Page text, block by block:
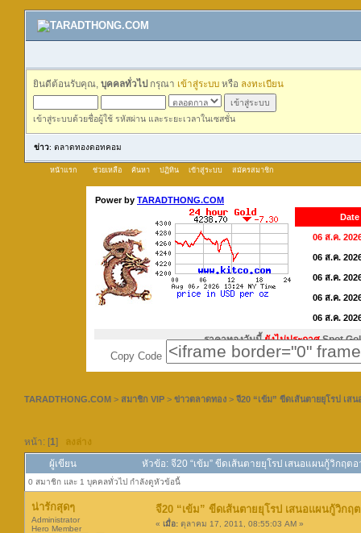
ยินดีต้อนรับคุณ, บุคคลทั่วไป กรุณา เข้าสู่ระบบ หรือ ลงทะเบียน
เข้าสู่ระบบด้วยชื่อผู้ใช้ รหัสผ่าน และระยะเวลาในเซสชั่น
ข่าว: ตลาดทองดอทคอม
หน้าแรก ช่วยเหลือ ค้นหา ปฏิทิน เข้าสู่ระบบ สมัครสมาชิก
Copy Code
TARADTHONG.COM > สมาชิก VIP > ข่าวตลาดทอง > จี20 “เข้ม” ขีดเส้นตายยุโรป เส
หน้า: [1] ลงล่าง
ผู้เขียน หัวข้อ: จี20 “เข้ม” ขีดเส้นตายยุโรป เสนอแผนกู้วิกฤ
0 สมาชิก และ 1 บุคคลทั่วไป กำลังดูหัวข้อนี้
น่ารักสุดๆ
Administrator
Hero Member
จี20 “เข้ม” ขีดเส้นตายยุโรป เสนอแผนกู้วิกฤ
« เมื่อ: ตุลาคม 17, 2011, 08:55:03 AM »